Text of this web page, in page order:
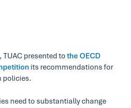
TUAC presented tothe OECD
its recommendations for
policies.
need to substantially change